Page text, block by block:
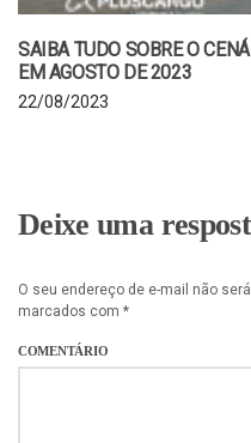
SAIBA TUDO SOBRE O
EM AGOSTO DE 2023
22/08/2023
Deixe uma
O seu endereço de e-mail não
marcados com *
COMENTÁRIO